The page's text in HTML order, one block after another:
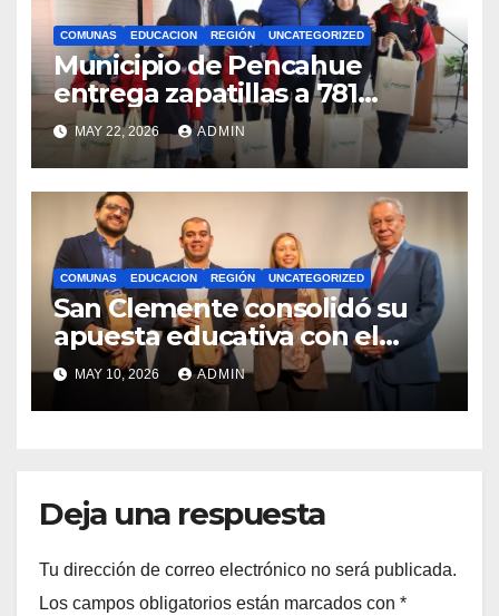
COMUNAS EDUCACION REGIÓN UNCATEGORIZED
Municipio de Pencahue
entrega zapatillas a 781
estudiantes con recursos del
Royalty Minero
MAY 22, 2026 ADMIN
COMUNAS EDUCACION REGIÓN UNCATEGORIZED
San Clemente consolidó su
apuesta educativa con el
lanzamiento del
Preuniversitario Brotes 2026
MAY 10, 2026 ADMIN
Deja una respuesta
Tu dirección de correo electrónico no será publicada.
Los campos obligatorios están marcados con *